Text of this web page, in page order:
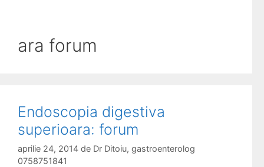
ara forum
Endoscopia digestiva
superioara: forum
aprilie 24, 2014 de Dr Ditoiu, gastroenterolog
0758751841